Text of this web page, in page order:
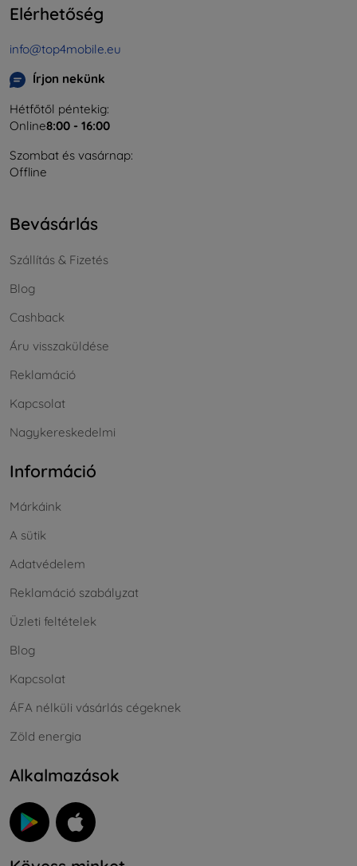
Elérhetőség
info@top4mobile.eu
Írjon nekünk
Hétfőtől péntekig:
Online8:00 - 16:00
Szombat és vasárnap:
Offline
Bevásárlás
Szállítás & Fizetés
Blog
Cashback
Áru visszaküldése
Reklamáció
Kapcsolat
Nagykereskedelmi
Információ
Márkáink
A sütik
Adatvédelem
Reklamáció szabályzat
Üzleti feltételek
Blog
Kapcsolat
ÁFA nélküli vásárlás cégeknek
Zöld energia
Alkalmazások